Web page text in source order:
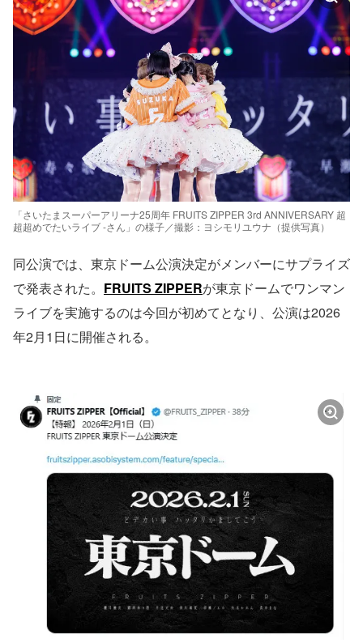
「さいたまスーパーアリーナ25周年 FRUITS ZIPPER 3rd ANNIVERSARY 超
超超めでたいライブ -さん」の様子／撮影：ヨシモリユウナ（提供写真）
同公演では、東京ドーム公演決定がメンバーにサプライズ
で発表された。 FRUITS ZIPPERが東京ドームでワンマン
ライブを実施するのは今回が初めてとなり、公演は2026
年2月1日に開催される。